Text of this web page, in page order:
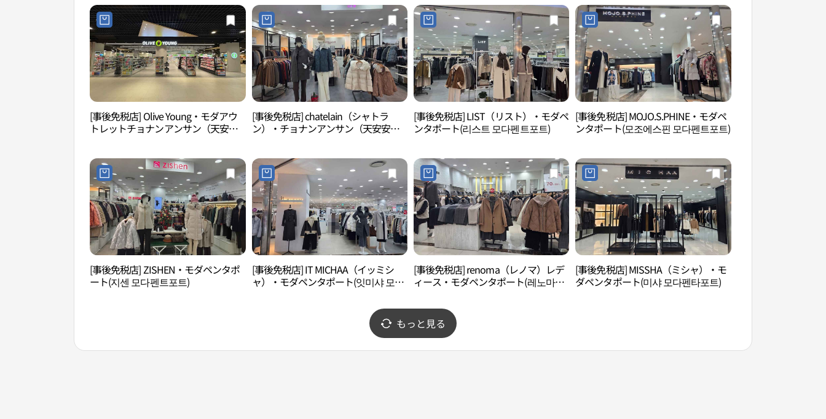
[事後免税店] Olive Young・モダアウ
トレットチョナンアンサン（天安牙
[事後免税店] chatelain（シャトラ
ン）・チョナンアンサン（天安安
[事後免税店] LIST（リスト）・モダペ
ンタポート(리스트 모다펜트포트)
[事後免税店] MOJO.S.PHINE・モダペ
ンタポート(모조에스핀 모다펜트포트)
[事後免税店] ZISHEN・モダペンタポ
ート(지센 모다펜트포트)
[事後免税店] IT MICHAA（イッミシ
ャ）・モダペンタポート(잇미샤 모다
[事後免税店] renoma（レノマ）レデ
ィース・モダペンタポート(레노마레
[事後免税店] MISSHA（ミシャ）・モ
ダペンタポート(미샤 모다펜타포트)
もっと見る